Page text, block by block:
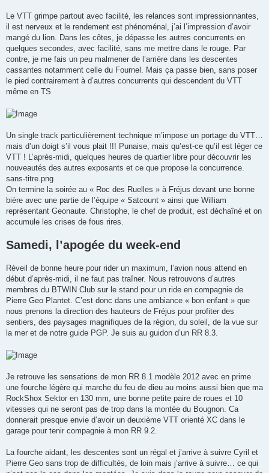
Le VTT grimpe partout avec facilité, les relances sont impressionnantes,
il est nerveux et le rendement est phénoménal, j’ai l’impression d’avoir
mangé du lion. Dans les côtes, je dépasse les autres concurrents en
quelques secondes, avec facilité, sans me mettre dans le rouge. Par
contre, je me fais un peu malmener de l’arrière dans les descentes
cassantes notamment celle du Fournel. Mais ça passe bien, sans poser
le pied contrairement à d’autres concurrents qui descendent du VTT
même en TS
Un single track particulièrement technique m’impose un portage du VTT…
mais d’un doigt s’il vous plait !!! Punaise, mais qu’est-ce qu’il est léger ce
VTT ! L’après-midi, quelques heures de quartier libre pour découvrir les
nouveautés des autres exposants et ce que propose la concurrence.
sans-titre.png
On termine la soirée au « Roc des Ruelles » à Fréjus devant une bonne
bière avec une partie de l’équipe « Satcount » ainsi que William
représentant Geonaute. Christophe, le chef de produit, est déchaîné et on
accumule les crises de fous rires.
Samedi, l’apogée du week-end
Réveil de bonne heure pour rider un maximum, l’avion nous attend en
début d’après-midi, il ne faut pas traîner. Nous retrouvons d’autres
membres du BTWIN Club sur le stand pour un ride en compagnie de
Pierre Geo Plantet. C’est donc dans une ambiance « bon enfant » que
nous prenons la direction des hauteurs de Fréjus pour profiter des
sentiers, des paysages magnifiques de la région, du soleil, de la vue sur
la mer et de notre guide PGP. Je suis au guidon d’un RR 8.3.
Je retrouve les sensations de mon RR 8.1 modèle 2012 avec en prime
une fourche légère qui marche du feu de dieu au moins aussi bien que ma
RockShox Sektor en 130 mm, une bonne petite paire de roues et 10
vitesses qui ne seront pas de trop dans la montée du Bougnon. Ca
donnerait presque envie d’avoir un deuxième VTT orienté XC dans le
garage pour tenir compagnie à mon RR 9.2.
La fourche aidant, les descentes sont un régal et j’arrive à suivre Cyril et
Pierre Geo sans trop de difficultés, de loin mais j’arrive à suivre… ce qui